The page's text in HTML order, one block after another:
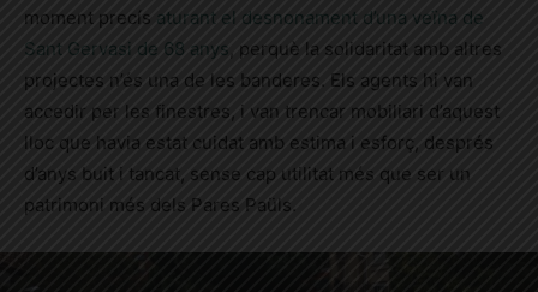
moment precís aturant el desnonament d’una veïna de
Sant Gervasi de 68 anys , perquè la solidaritat amb altres
projectes n’és una de les banderes. Els agents hi van
accedir per les finestres, i van trencar mobiliari d’aquest
lloc que havia estat cuidat amb estima i esforç, després
d’anys buit i tancat, sense cap utilitat més que ser un
patrimoni més dels Pares Paüls.